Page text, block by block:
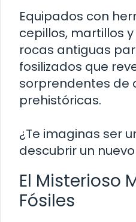
Equipados con
cepillos, martillos
rocas antiguas
fosilizados que
sorprendentes de
prehistóricas.
¿Te imaginas ser
descubrir un
El Misterioso
Fósiles